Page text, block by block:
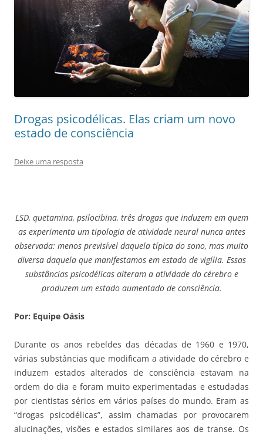
Drogas psicodélicas. Elas criam um novo
estado de consciência
Deixe uma resposta
LSD, quetamina, psilocibina, três drogas que induzem em quem
as experimenta um tipologia de atividade neural nunca antes
observada: menos previsível daquela típica do sono, mas muito
diversa daquela que manifestamos em estado de vigília. Essas
substâncias psicodélicas alteram a atividade do cérebro e
produzem um estado aumentado de consciência.
Por: Equipe Oásis
Durante os anos rebeldes das décadas de 1960 e 1970,
várias substâncias que modificam a atividade do cérebro e
induzem estados alterados de consciência estavam na
ordem do dia e foram muito experimentadas e estudadas
por cientistas sérios em vários países do mundo. Eram as
“drogas psicodélicas”, assim chamadas por provocarem
alucinações, visões e estados similares aos de transe. Os